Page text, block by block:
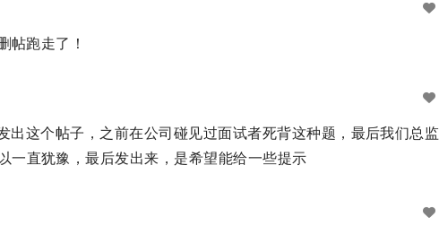
帖跑走了！
出这个帖子，之前在公司碰见过面试者死背这种题，最后我们总监
一直犹豫，最后发出来，是希望能给一些提示